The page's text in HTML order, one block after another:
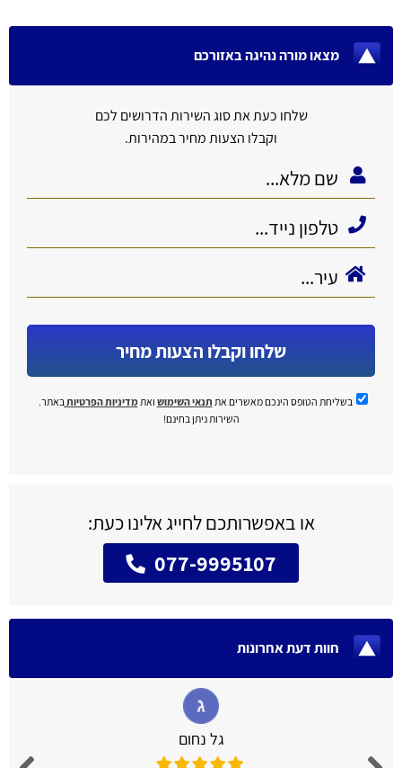
מצאו מורה נהיגה באזורכם
שלחו כעת את סוג השירות הדרושים לכם
וקבלו הצעות מחיר במהירות.
שלחו וקבלו הצעות מחיר
בשליחת הטופס הינכם מאשרים את תנאי השימוש ואתמדיניות הפרטיותבאתר.
השירות ניתן בחינם!
או באפשרותכם לחייג אלינו כעת:
077-9995107
חוות דעת אחרונות
גל נחום